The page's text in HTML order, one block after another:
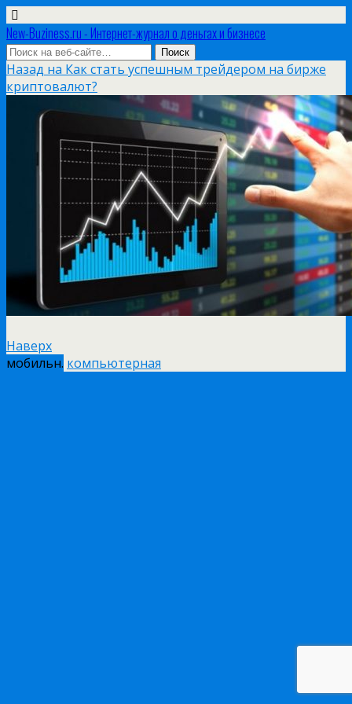
New-Buziness.ru - Интернет-журнал о деньгах и бизнесе
Назад на Как стать успешным трейдером на бирже
криптовалют?
Наверх
мобильн. компьютерная